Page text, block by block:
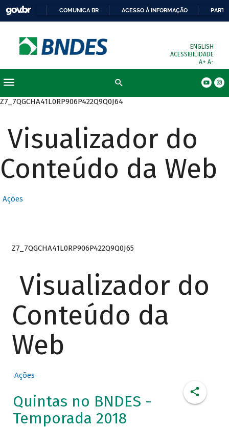
COMUNICA BR ACESSO À INFORMAÇÃO
ENGLISH
ACESSIBILIDADE
A+ A-
Z7_7QGCHA41L0RP906P422Q9Q0J64
Visualizador do
Conteúdo da Web
Ações
Z7_7QGCHA41L0RP906P422Q9Q0J65
Visualizador do
Conteúdo da
Web
Ações
Quintas no BNDES -
Temporada 2018